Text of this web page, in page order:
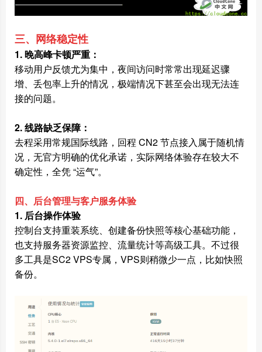
三、网络稳定性
1. 晚高峰卡顿严重：
移动用户反馈尤为集中，夜间访问时常常出现延迟骤
增、丢包率上升的情况，极端情况下甚至会出现无法连
接的问题。
2. 线路缺乏保障：
去程采用常规国际线路，回程 CN2 节点接入属于随机情
况，无官方明确的优化承诺，实际网络体验存在较大不
确定性，全凭 “运气”。
四、后台管理与客户服务体验
1. 后台操作体验
控制台支持重装系统、创建备份快照等核心基础功能，
也支持服务器资源监控、流量统计等高级工具。不过很
多工具是SC2 VPS专属，VPS则稍微少一点，比如快照
备份。